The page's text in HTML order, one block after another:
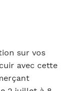
sur vos
avec cette